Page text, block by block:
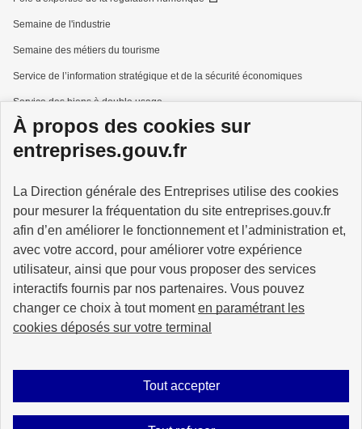
À propos des cookies sur
entreprises.gouv.fr
La Direction générale des Entreprises utilise des cookies
pour mesurer la fréquentation du site entreprises.gouv.fr
afin d’en améliorer le fonctionnement et l’administration et,
avec votre accord, pour améliorer votre expérience
utilisateur, ainsi que pour vous proposer des services
interactifs fournis par nos partenaires. Vous pouvez
changer ce choix à tout momenten paramétrant les
cookies déposés sur votre terminal
Tout accepter
Semaine de l'industrie
Semaine des métiers du tourisme
Service de l’information stratégique et de la sécurité économiques
Service des biens à double usage
Services à la personne
GOUVERNEMENT
info.gouv.fr service-public.gouv.fr
Plan du site Accessibilité : partiellement conforme Mentions légales